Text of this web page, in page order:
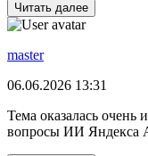
Читать далее
master
06.06.2026 13:31
Тема оказалась очень
вопросы ИИ Яндекса